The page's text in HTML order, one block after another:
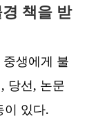
책을 받
생에게 불
당선, 논문
이 있다.